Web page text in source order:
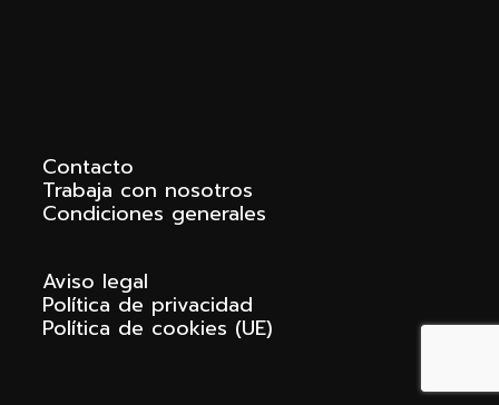
Contacto
Trabaja con nosotros
Condiciones generales
Aviso legal
Política de privacidad
Política de cookies (UE)